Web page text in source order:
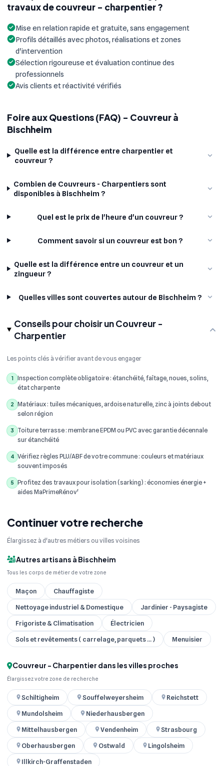
travaux de couvreur - charpentier ?
Mise en relation rapide et gratuite, sans engagement
Profils détaillés avec photos, réalisations et zones
d'intervention
Sélection rigoureuse et évaluation continue des
professionnels
Avis clients et réactivité vérifiés
Foire aux Questions (FAQ) - Couvreur à
Bischheim
Quelle est la différence entre charpentier et
couvreur ?
Combien de Couvreurs - Charpentiers sont
disponibles à Bischheim ?
Quel est le prix de l'heure d'un couvreur ?
Comment savoir si un couvreur est bon ?
Quelle est la différence entre un couvreur et un
zingueur ?
Quelles villes sont couvertes autour de Bischheim ?
Conseils pour choisir un Couvreur -
Charpentier
Les points clés à vérifier avant de vous engager
1
Inspection complète obligatoire : étanchéité, faîtage, noues, solins,
état charpente
2
Matériaux : tuiles mécaniques, ardoise naturelle, zinc à joints debout
selon région
3
Toiture terrasse : membrane EPDM ou PVC avec garantie décennale
sur étanchéité
4 Vérifiez règles PLU/ABF de votre commune : couleurs et matériaux
souvent imposés
5
Profitez des travaux pour isolation (sarking) : économies énergie +
aides MaPrimeRénov'
Continuer votre recherche
Élargissez à d'autres métiers ou villes voisines
Autres artisans à Bischheim
Tous les corps de métier de votre zone
Maçon
Chauffagiste
Nettoyage industriel & Domestique
Jardinier - Paysagiste
Frigoriste & Climatisation
Électricien
Sols et revêtements ( carrelage, parquets ... )
Menuisier
Couvreur - Charpentier dans les villes proches
Élargissez votre zone de recherche
Schiltigheim Souffelweyersheim
Reichstett
Mundolsheim
Niederhausbergen
Mittelhausbergen
Vendenheim
Strasbourg
Oberhausbergen
Ostwald
Lingolsheim
Illkirch-Graffenstaden